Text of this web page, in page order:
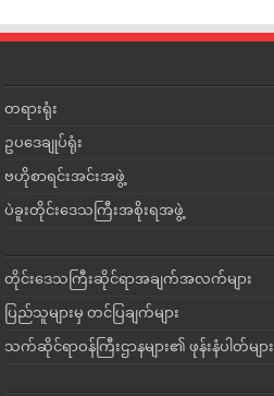
တရားရုံး
ဥပဒေချုပ်ရုံး
ဗဟိုစာရင်းအင်းအဖွဲ့
ပဲခူးတိုင်းဒေသကြီးအစိုးရအဖွဲ့
တိုင်းဒေသကြီးဆိုင်ရာအချက်အလက်များ
ပြည်သူများမှ တင်ပြချက်များ
သက်ဆိုင်ရာဝန်ကြီးဌာနများ၏ ဖုန်းနံပါတ်များ